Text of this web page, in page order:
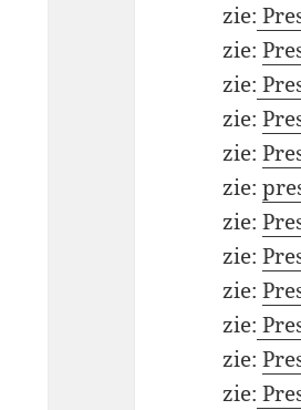
zie:
zie:
zie:
zie:
zie:
zie:
zie:
zie:
zie:
zie:
zie:
zie: